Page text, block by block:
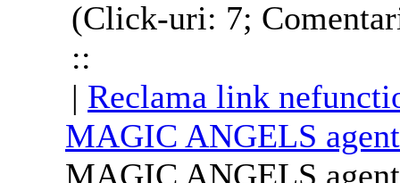
(Click-uri: 7;
::
| Reclama link
MAGIC ANGELS
MAGIC ANGELS